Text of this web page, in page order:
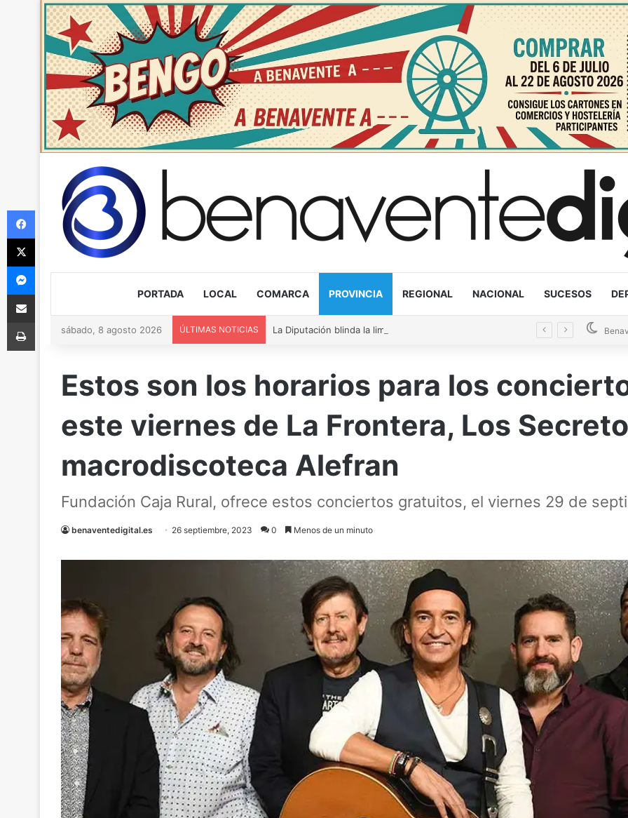
PORTADA LOCAL COMARCA PROVINCIA REGIONAL NACIONAL SUCESOS
sábado, 8 agosto 2026 ÚLTIMAS NOTICIAS
Estos son los horarios para los
este viernes de La Frontera, Los
macrodiscoteca Alefran
Fundación Caja Rural, ofrece estos conciertos gratuitos, el viernes 29 de
benaventedigital.es 26 septiembre, 2023 0 Menos de un minuto
Facebook
X
Messenger
Compartir via Email